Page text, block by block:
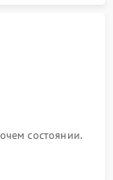
состоянии.